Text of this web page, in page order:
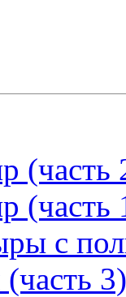
(часть
(часть
с
3)